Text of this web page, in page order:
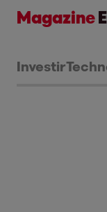
Magazine
Investir